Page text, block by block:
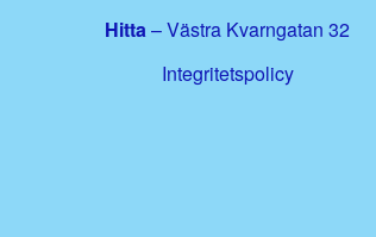
Hitta– Västra Kvarngatan 32
Integritetspolicy